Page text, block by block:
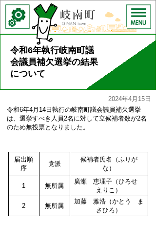
令和6年執行岐南町議
会議員補欠選挙の結果
について
2024年4月15日
令和6年4月14日執行の岐南町議会議員補欠選挙
は、選挙すべき人員2名に対して立候補者数が2名
のため無投票となりました。
届出順
序
党派
候補者氏名（ふりが
な）
1 無所属
廣瀬 恵理子（ひろせ
えりこ）
2 無所属
加藤 雅浩（かとう ま
さひろ）